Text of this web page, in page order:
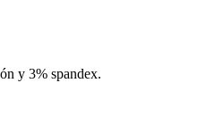
y 3% spandex.